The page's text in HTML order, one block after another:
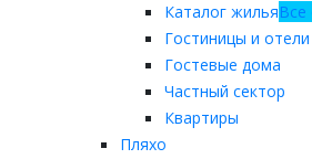
Каталог жилья
Гостиницы и отели
Гостевые дома
Частный сектор
Квартиры
Пляхо